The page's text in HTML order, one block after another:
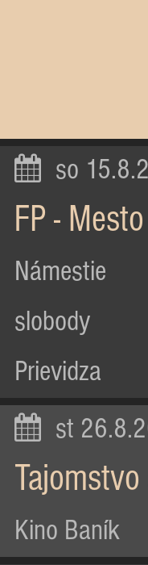
so
FP -
Námestie
slobody
Prievidza
st
Kino Baník